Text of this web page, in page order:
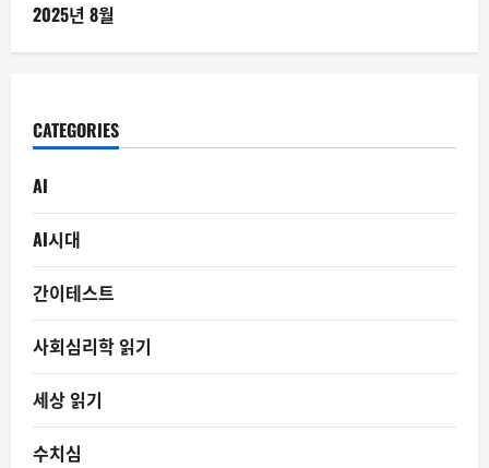
2025년 8월
CATEGORIES
AI
AI시대
간이테스트
사회심리학 읽기
세상 읽기
수치심